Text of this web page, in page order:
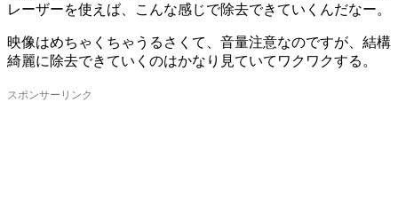
レーザーを使えば、こんな感じで除去できていくんだなー。
映像はめちゃくちゃうるさくて、音量注意なのですが、結構
綺麗に除去できていくのはかなり見ていてワクワクする。